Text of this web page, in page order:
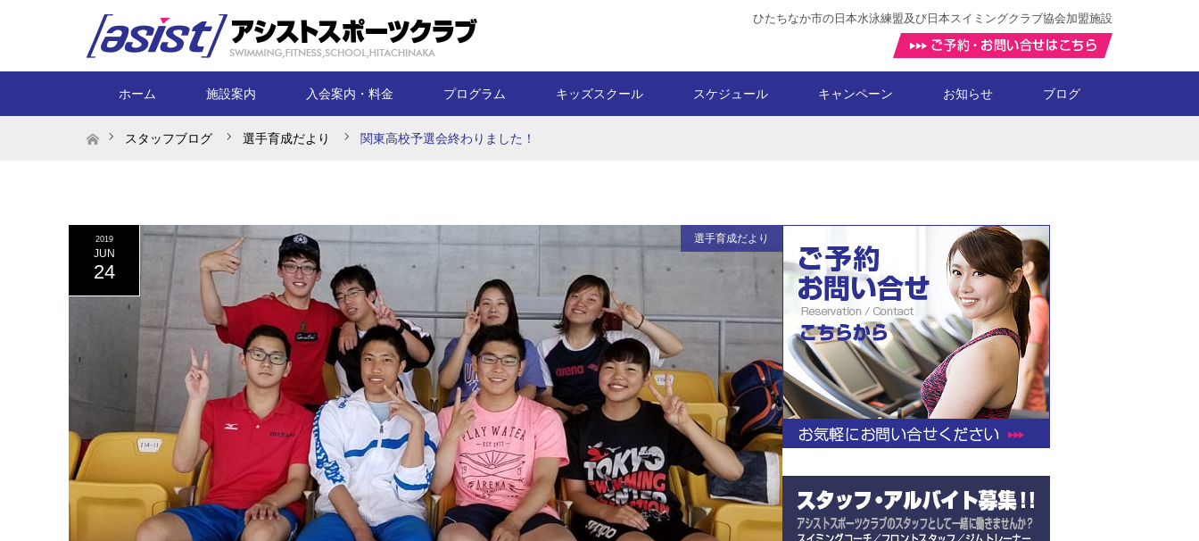
ひたちなか市の日本水泳練盟及び日本スイミングクラブ協会加盟施設
ホーム 施設案内 入会案内・料金 プログラム キッズスクール スケジュール キャンペーン お知らせ ブログ
ホームスタッフブログ 選手育成だより 関東高校予選会終わりました！
2019
JUN
24
選手育成だより